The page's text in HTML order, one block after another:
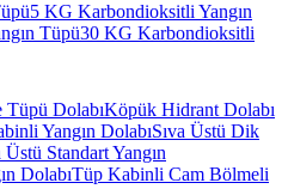
5 KG Karbondioksitli Yangın
Tüpü30 KG Karbondioksitli
Tüpü DolabıKöpük Hidrant Dolabı
Yangın DolabıSıva Üstü Dik
Üstü Standart Yangın
DolabıTüp Kabinli Cam Bölmeli